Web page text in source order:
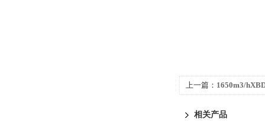
上一篇： 1650m3/
相关产品